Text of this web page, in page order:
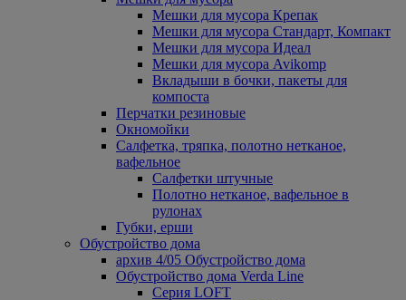
Мешки для мусора Крепак
Мешки для мусора Стандарт, Компакт
Мешки для мусора Идеал
Мешки для мусора Avikomp
Вкладыши в бочки, пакеты для
компоста
Перчатки резиновые
Окномойки
Салфетка, тряпка, полотно нетканое,
вафельное
Салфетки штучные
Полотно нетканое, вафельное в
рулонах
Губки, ерши
Обустройство дома
архив 4/05 Обустройство дома
Обустройство дома Verda Line
Серия LOFT